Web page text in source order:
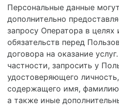
Персональные данные
дополнительно
запросу Оператора в
обязательств перед
договора на оказание
частности, запросить у
удостоверяющего
содержащего имя,
а также иные